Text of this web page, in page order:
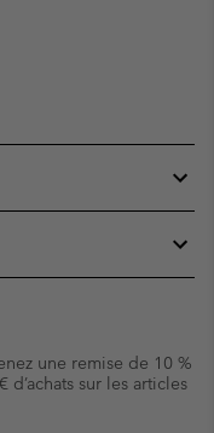
une remise de 10 %
sur les articles